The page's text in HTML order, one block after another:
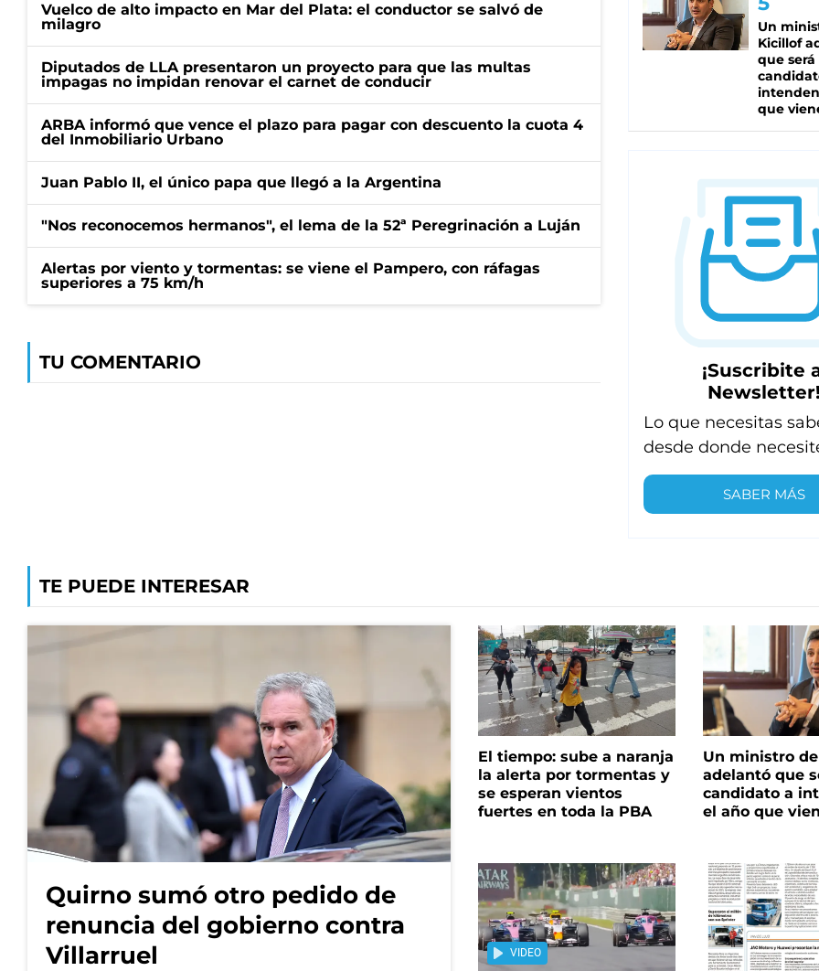
Vuelco de alto impacto en Mar del Plata: el conductor se salvó de
milagro
Diputados de LLA presentaron un proyecto para que las multas
impagas no impidan renovar el carnet de conducir
ARBA informó que vence el plazo para pagar con descuento la cuota 4
del Inmobiliario Urbano
Juan Pablo II, el único papa que llegó a la Argentina
"Nos reconocemos hermanos", el lema de la 52ª Peregrinación a Luján
Alertas por viento y tormentas: se viene el Pampero, con ráfagas
superiores a 75 km/h
TU COMENTARIO
Un
Kicillof
que será
que
¡Suscribite
Newsletter!
Lo que necesitas
desde donde
SABER MÁS
TE PUEDE INTERESAR
Quirno sumó otro pedido de
renuncia del gobierno contra
Villarruel
El tiempo: sube a naranja
la alerta por tormentas y
se esperan vientos
fuertes en toda la PBA
Un ministro
adelantó que
candidato a
el año que
VIDEO